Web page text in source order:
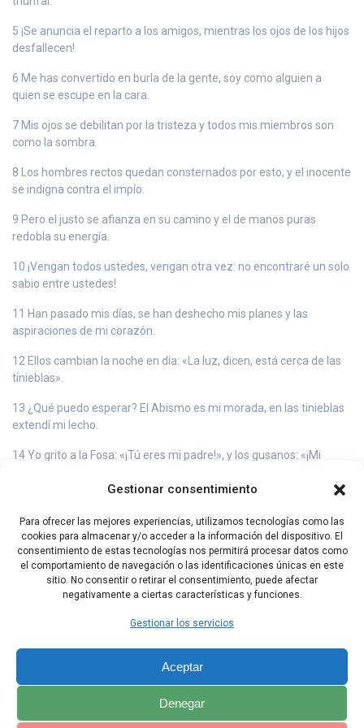
Gestionar consentimiento
Para ofrecer las mejores experiencias, utilizamos tecnologías como las
cookies para almacenar y/o acceder a la información del dispositivo. El
consentimiento de estas tecnologías nos permitirá procesar datos como
el comportamiento de navegación o las identificaciones únicas en este
sitio. No consentir o retirar el consentimiento, puede afectar
negativamente a ciertas características y funciones.
Gestionar los servicios
Aceptar
Denegar
5 ¡Se anuncia el reparto a los amigos, mientras los ojos de los hijos
desfallecen!
6 Me has convertido en burla de la gente, soy como alguien a
quien se escupe en la cara.
7 Mis ojos se debilitan por la tristeza y todos mis miembros son
como la sombra.
8 Los hombres rectos quedan consternados por esto, y el inocente
se indigna contra el impío.
9 Pero el justo se afianza en su camino y el de manos puras
redobla su energía.
10 ¡Vengan todos ustedes, vengan otra vez: no encontraré un solo
sabio entre ustedes!
11 Han pasado mis días, se han deshecho mis planes y las
aspiraciones de mi corazón.
12 Ellos cambian la noche en día: «La luz, dicen, está cerca de las
tinieblas».
13 ¿Qué puedo esperar? El Abismo es mi morada, en las tinieblas
extendí mi lecho.
14 Yo grito a la Fosa: «¡Tú eres mi padre!», y los gusanos: «¡Mi
verá?
16 ¿Bajarán conmigo al Abismo? ¿Nos hundiremos juntos en el
polvo?
Capítulo Anterior Capítulo Siguiente